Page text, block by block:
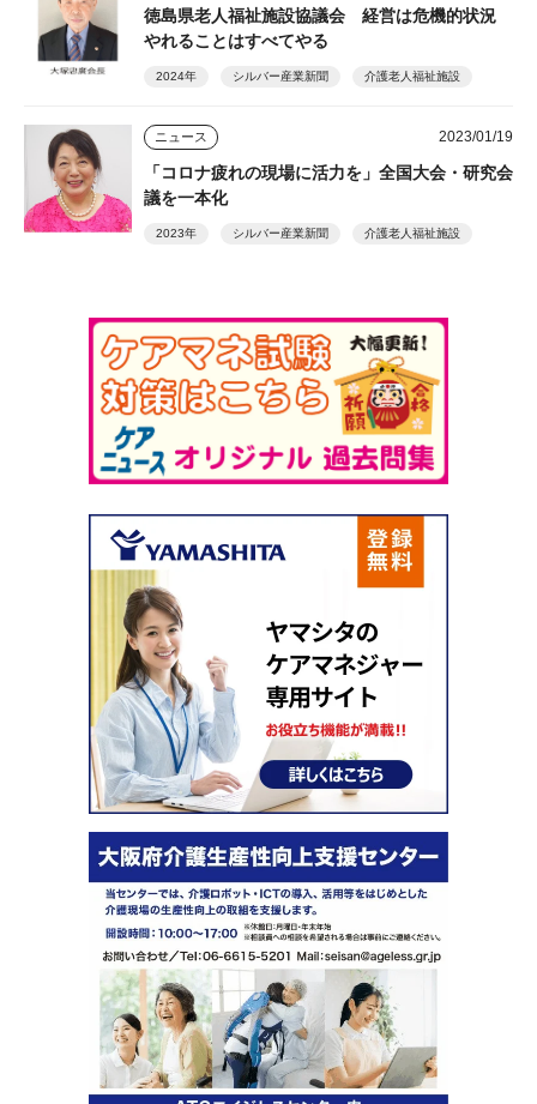
徳島県老人福祉施設協議会 経営は危機的状況
やれることはすべてやる
2024年 シルバー産業新聞 介護老人福祉施設
ニュース 2023/01/19
「コロナ疲れの現場に活力を」全国大会・研究会
議を一本化
2023年 シルバー産業新聞 介護老人福祉施設